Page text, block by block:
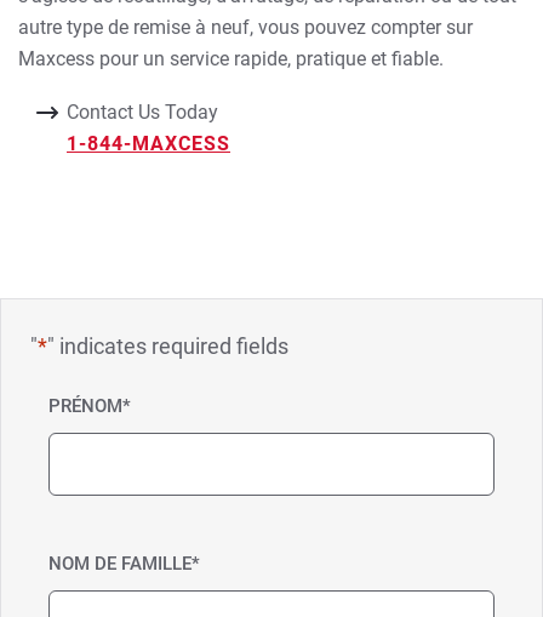
autre type de remise à neuf, vous pouvez compter sur
Maxcess pour un service rapide, pratique et fiable.
Contact Us Today
1-844-MAXCESS
"*" indicates required fields
PRÉNOM*
NOM DE FAMILLE*